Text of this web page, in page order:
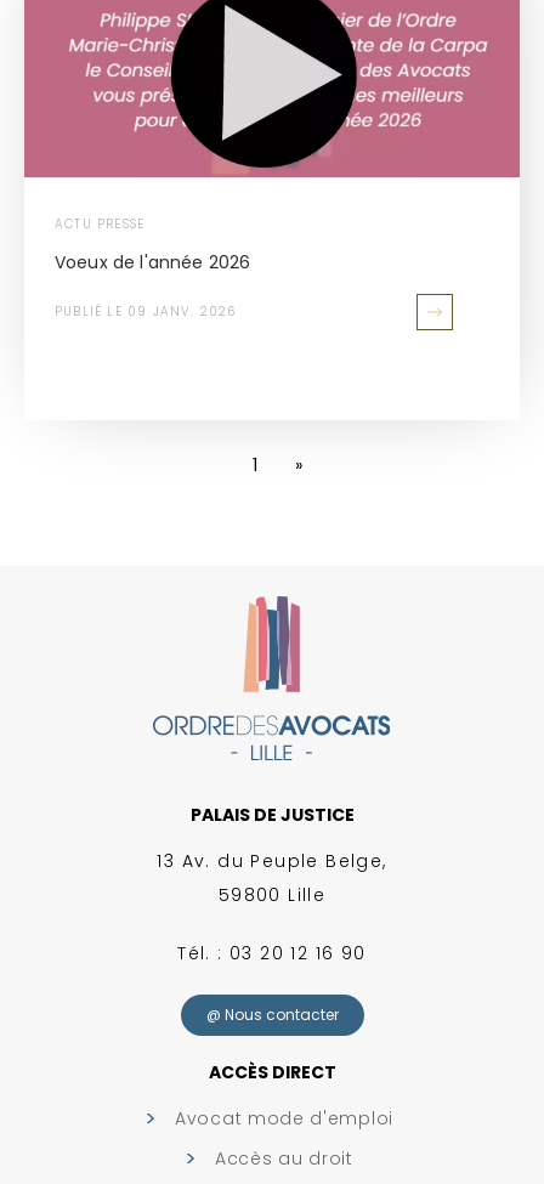
ACTU PRESSE
Voeux de l'année 2026
PUBLIÉ LE 09 JANV. 2026
1 »
PALAIS DE JUSTICE
13 Av. du Peuple Belge,
59800 Lille
Tél. : 03 20 12 16 90
@ Nous contacter
ACCÈS DIRECT
Avocat mode d'emploi
Accès au droit